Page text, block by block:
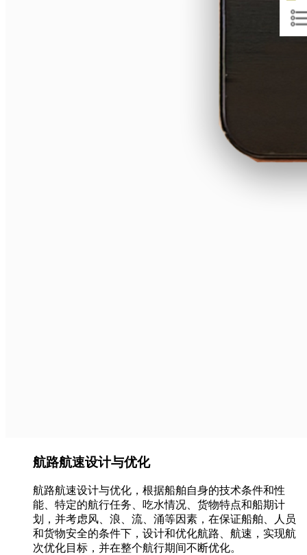
航路航速设计与优化
航路航速设计与优化，根据船舶自身的技术条件和性
能、特定的航行任务、吃水情况、货物特点和船期计
划，并考虑风、浪、流、涌等因素，在保证船舶、人员
和货物安全的条件下，设计和优化航路、航速，实现航
次优化目标，并在整个航行期间不断优化。